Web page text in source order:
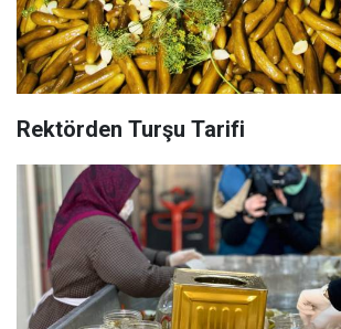
Rektörden Turşu Tarifi